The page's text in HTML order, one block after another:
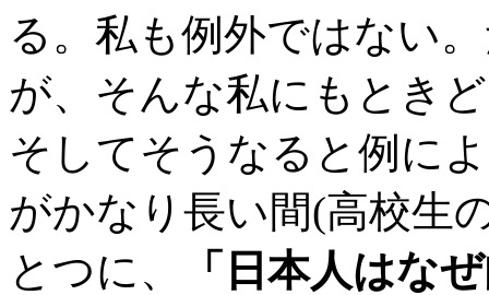
る。私も例外ではない
が、そんな私にもとき
そしてそうなると例に
がかなり長い間(高校生
とつに、
「日本人はな